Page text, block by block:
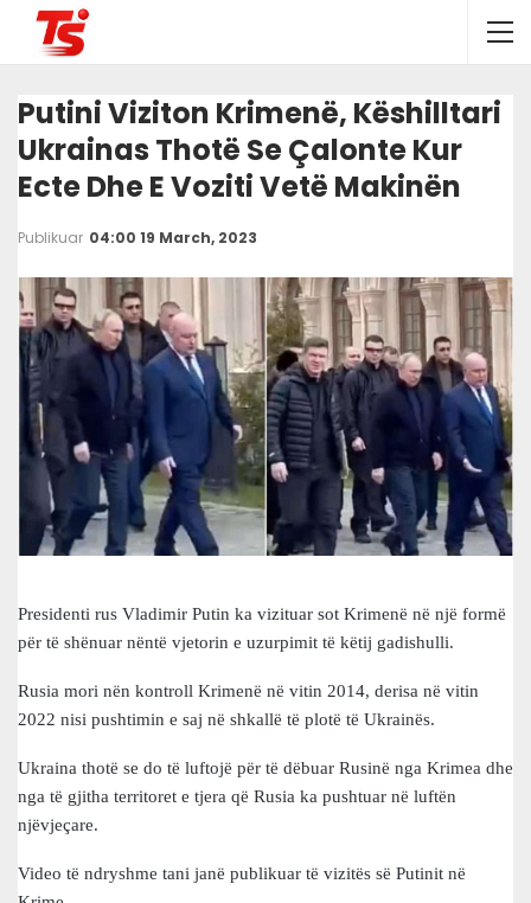
Putini Viziton Krimenë, Këshilltari
Ukrainas Thotë Se Çalonte Kur
Ecte Dhe E Voziti Vetë Makinën
Publikuar 04:00 19 March, 2023
Presidenti rus Vladimir Putin ka vizituar sot Krimenë në një formë
për të shënuar nëntë vjetorin e uzurpimit të këtij gadishulli.
Rusia mori nën kontroll Krimenë në vitin 2014, derisa në vitin
2022 nisi pushtimin e saj në shkallë të plotë të Ukrainës.
Ukraina thotë se do të luftojë për të dëbuar Rusinë nga Krimea dhe
nga të gjitha territoret e tjera që Rusia ka pushtuar në luftën
njëvjeçare.
Video të ndryshme tani janë publikuar të vizitës së Putinit në